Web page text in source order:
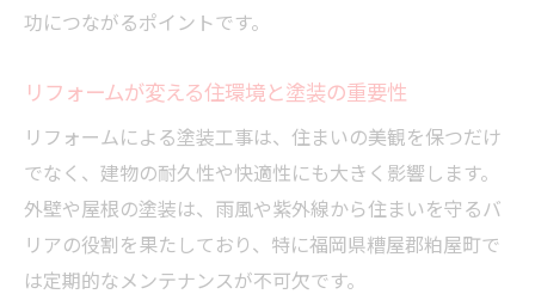
功につながるポイントです。
リフォームが変える住環境と塗装の重要性
リフォームによる塗装工事は、住まいの美観を保つだけ
でなく、建物の耐久性や快適性にも大きく影響します。
外壁や屋根の塗装は、雨風や紫外線から住まいを守るバ
リアの役割を果たしており、特に福岡県糟屋郡粕屋町で
は定期的なメンテナンスが不可欠です。